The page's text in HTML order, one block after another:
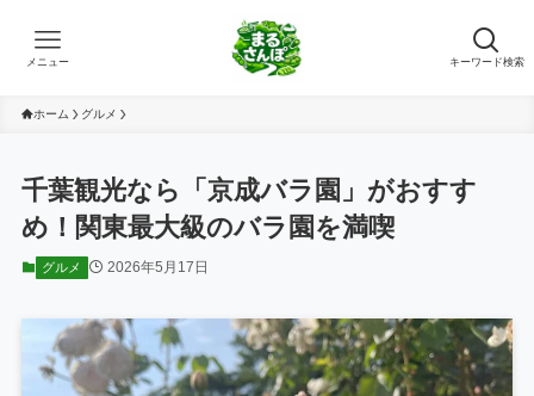
キーワード検索
メニュー
ホーム グルメ
千葉観光なら「京成バラ園」がおすす
め！関東最大級のバラ園を満喫
グルメ 2026年5月17日